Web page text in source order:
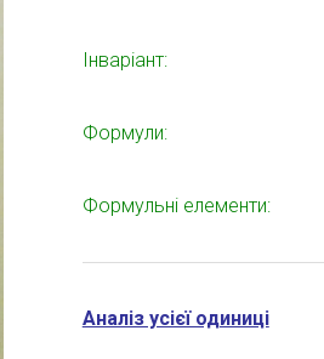
Інваріант:
Формули:
Формульні елементи:
Аналіз усієї одиниці